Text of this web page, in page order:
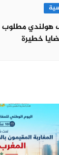
هولندي مطلوب
خطيرة